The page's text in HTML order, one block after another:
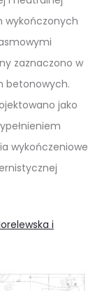
wykończonych
zaznaczono w
betonowych.
jako
wykończeniowe
i